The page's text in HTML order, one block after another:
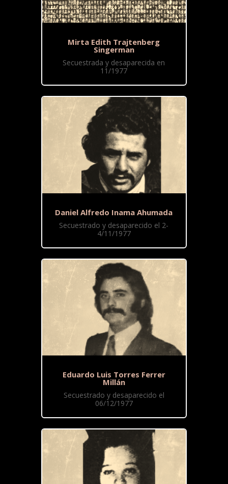
Mirta Edith Trajtenberg
Singerman
Secuestrada y desaparecida en
11/1977
Daniel Alfredo Inama Ahumada
Secuestrado y desaparecido el 2-
4/11/1977
Eduardo Luis Torres Ferrer
Millán
Secuestrado y desaparecido el
06/12/1977